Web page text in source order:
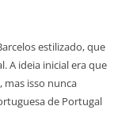
estilizado, que
A ideia inicial era que
mas isso nunca
de Portugal